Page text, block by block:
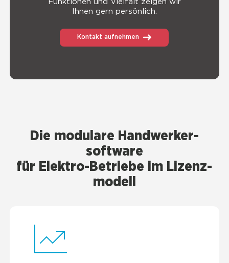
Funk­tio­nen und Viel­falt zei­gen wir
Ihnen gern per­sön­lich.
Kontakt aufnehmen
Die modu­la­re Handwerker­
software
für Elek­tro-Betrie­be im Lizenz­
mo­dell